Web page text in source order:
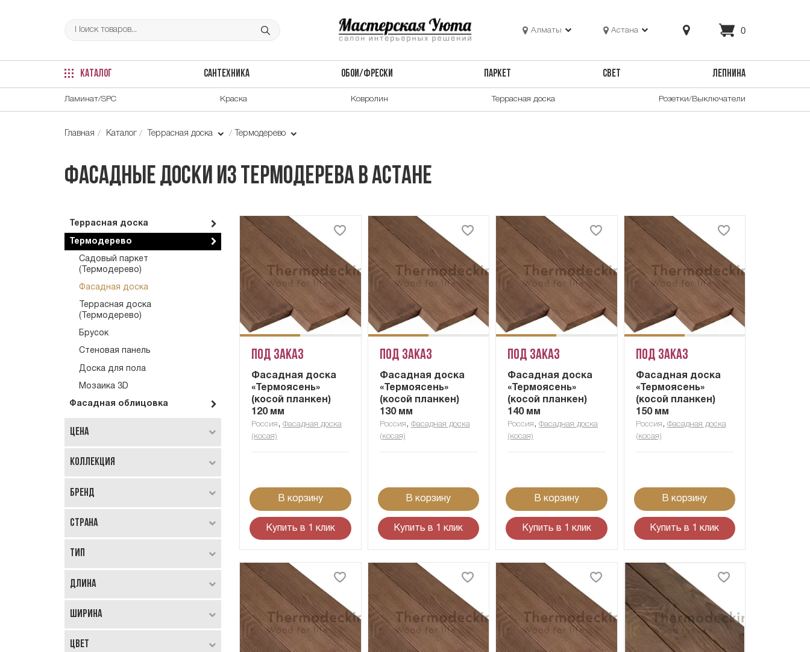
Алматы Астана 0
КАТАЛОГ САНТЕХНИКА ОБОИ/ФРЕСКИ ПАРКЕТ СВЕТ ЛЕПНИНА
Ламинат/SPC Краска Ковролин Террасная доска Розетки/Выключатели
Главная Каталог Террасная доска Термодерево
Фасадные доски из термодерева в Астане
Террасная доска
Термодерево
Садовый паркет
(Термодерево)
Фасадная доска
Террасная доска
(Термодерево)
Брусок
Стеновая панель
Доска для пола
Мозаика 3D
Фасадная облицовка
Цена
Коллекция
Бренд
Страна
Тип
Длина
Ширина
Цвет
Под заказ
Фасадная доска
«Термоясень»
(косой планкен)
120 мм
Россия ,Фасадная доска
(косая)
В корзину
Купить в 1 клик
Под заказ
Фасадная доска
«Термоясень»
(косой планкен)
130 мм
Россия , Фасадная доска
(косая)
В корзину
Купить в 1 клик
Под заказ
Фасадная доска
«Термоясень»
(косой планкен)
140 мм
Россия ,Фасадная доска
(косая)
В корзину
Купить в 1 клик
Под заказ
Фасадная доска
«Термоясень»
(косой планкен)
150 мм
Россия , Фасадная доска
(косая)
В корзину
Купить в 1 клик